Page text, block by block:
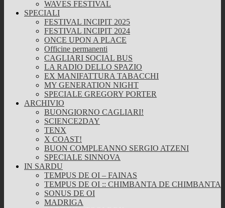
WAVES FESTIVAL
SPECIALI
FESTIVAL INCIPIT 2025
FESTIVAL INCIPIT 2024
ONCE UPON A PLACE
Officine permanenti
CAGLIARI SOCIAL BUS
LA RADIO DELLO SPAZIO
EX MANIFATTURA TABACCHI
MY GENERATION NIGHT
SPECIALE GREGORY PORTER
ARCHIVIO
BUONGIORNO CAGLIARI!
SCIENCE2DAY
TENX
X COAST!
BUON COMPLEANNO SERGIO ATZENI
SPECIALE SINNOVA
IN SARDU
TEMPUS DE OI – FAINAS
TEMPUS DE OI :: CHIMBANTA DE CHIMBANTA
SONUS DE OI
MADRIGA